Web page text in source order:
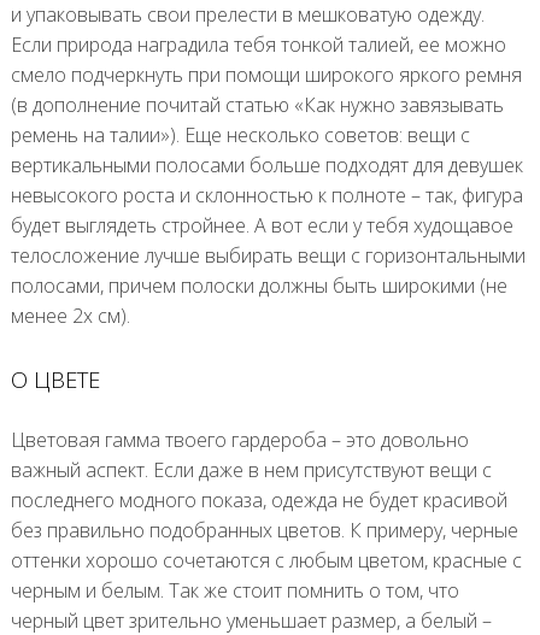
и упаковывать свои прелести в мешковатую одежду.
Если природа наградила тебя тонкой талией, ее можно
смело подчеркнуть при помощи широкого яркого ремня
(в дополнение почитай статью «Как нужно завязывать
ремень на талии»). Еще несколько советов: вещи с
вертикальными полосами больше подходят для девушек
невысокого роста и склонностью к полноте – так, фигура
будет выглядеть стройнее. А вот если у тебя худощавое
телосложение лучше выбирать вещи с горизонтальными
полосами, причем полоски должны быть широкими (не
менее 2х см).
О ЦВЕТЕ
Цветовая гамма твоего гардероба – это довольно
важный аспект. Если даже в нем присутствуют вещи с
последнего модного показа, одежда не будет красивой
без правильно подобранных цветов. К примеру, черные
оттенки хорошо сочетаются с любым цветом, красные с
черным и белым. Так же стоит помнить о том, что
черный цвет зрительно уменьшает размер, а белый –